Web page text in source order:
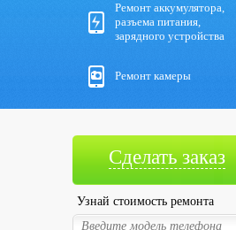
Ремонт аккумулятора,
разъема питания,
зарядного устройства
Ремонт камеры
Сделать заказ
Узнай стоимость ремонта